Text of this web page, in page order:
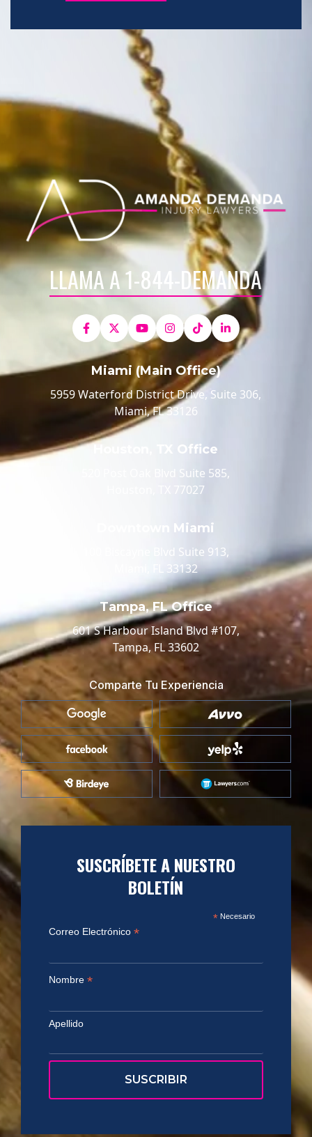
LLAMA A 1-844-DEMANDA
Miami (Main Office)
5959 Waterford District Drive, Suite 306,
Miami, FL 33126
Houston, TX Office
520 Post Oak Blvd Suite 585,
Houston, TX 77027
Downtown Miami
100 Biscayne Blvd Suite 913,
Miami, FL 33132
Tampa, FL Office
601 S Harbour Island Blvd #107,
Tampa, FL 33602
Comparte Tu Experiencia
SUSCRÍBETE A NUESTRO
BOLETÍN
*Necesario
Correo Electrónico *
Nombre *
Apellido